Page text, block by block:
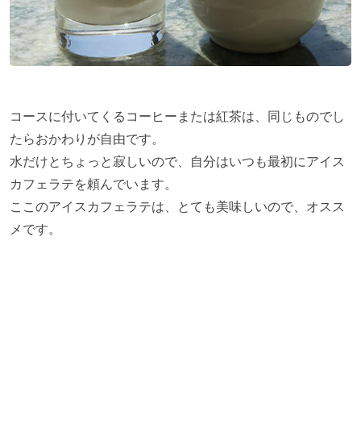
コースに付いてくるコーヒーまたは紅茶は、同じものでし
たらおかわりが自由です。
水だけとちょっと寂しいので、自分はいつも最初にアイス
カフェラテを頼んでいます。
ここのアイスカフェラテは、とても美味しいので、オスス
メです。